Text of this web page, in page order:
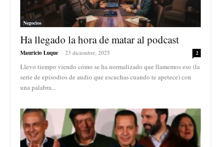
Negocios
Ha llegado la hora de matar al podcast
Mauricio Luque - 23 diciembre, 2025 2
Llevo tiempo viendo cómo se ha normalizado que llamemos eso (la
serie de episodios de audio que escuchas cuando te apetece) con
una palabra...